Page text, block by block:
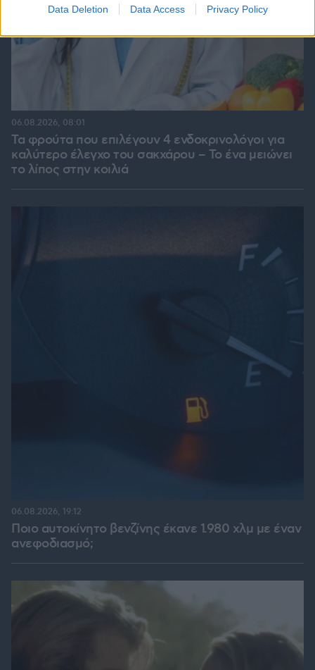
Data Deletion Data Access Privacy Policy
Τα φρούτα που επιλέγουν 4 ενδοκρινολόγοι για
καλύτερο έλεγχο του σακχάρου – Το ένα μειώνει
το λίπος στην κοιλιά
06.08.2026, 08:01
Ποιο αυτοκίνητο βενζίνης έκανε 1.980 χλμ με έναν
ανεφοδιασμό;
06.08.2026, 19:12